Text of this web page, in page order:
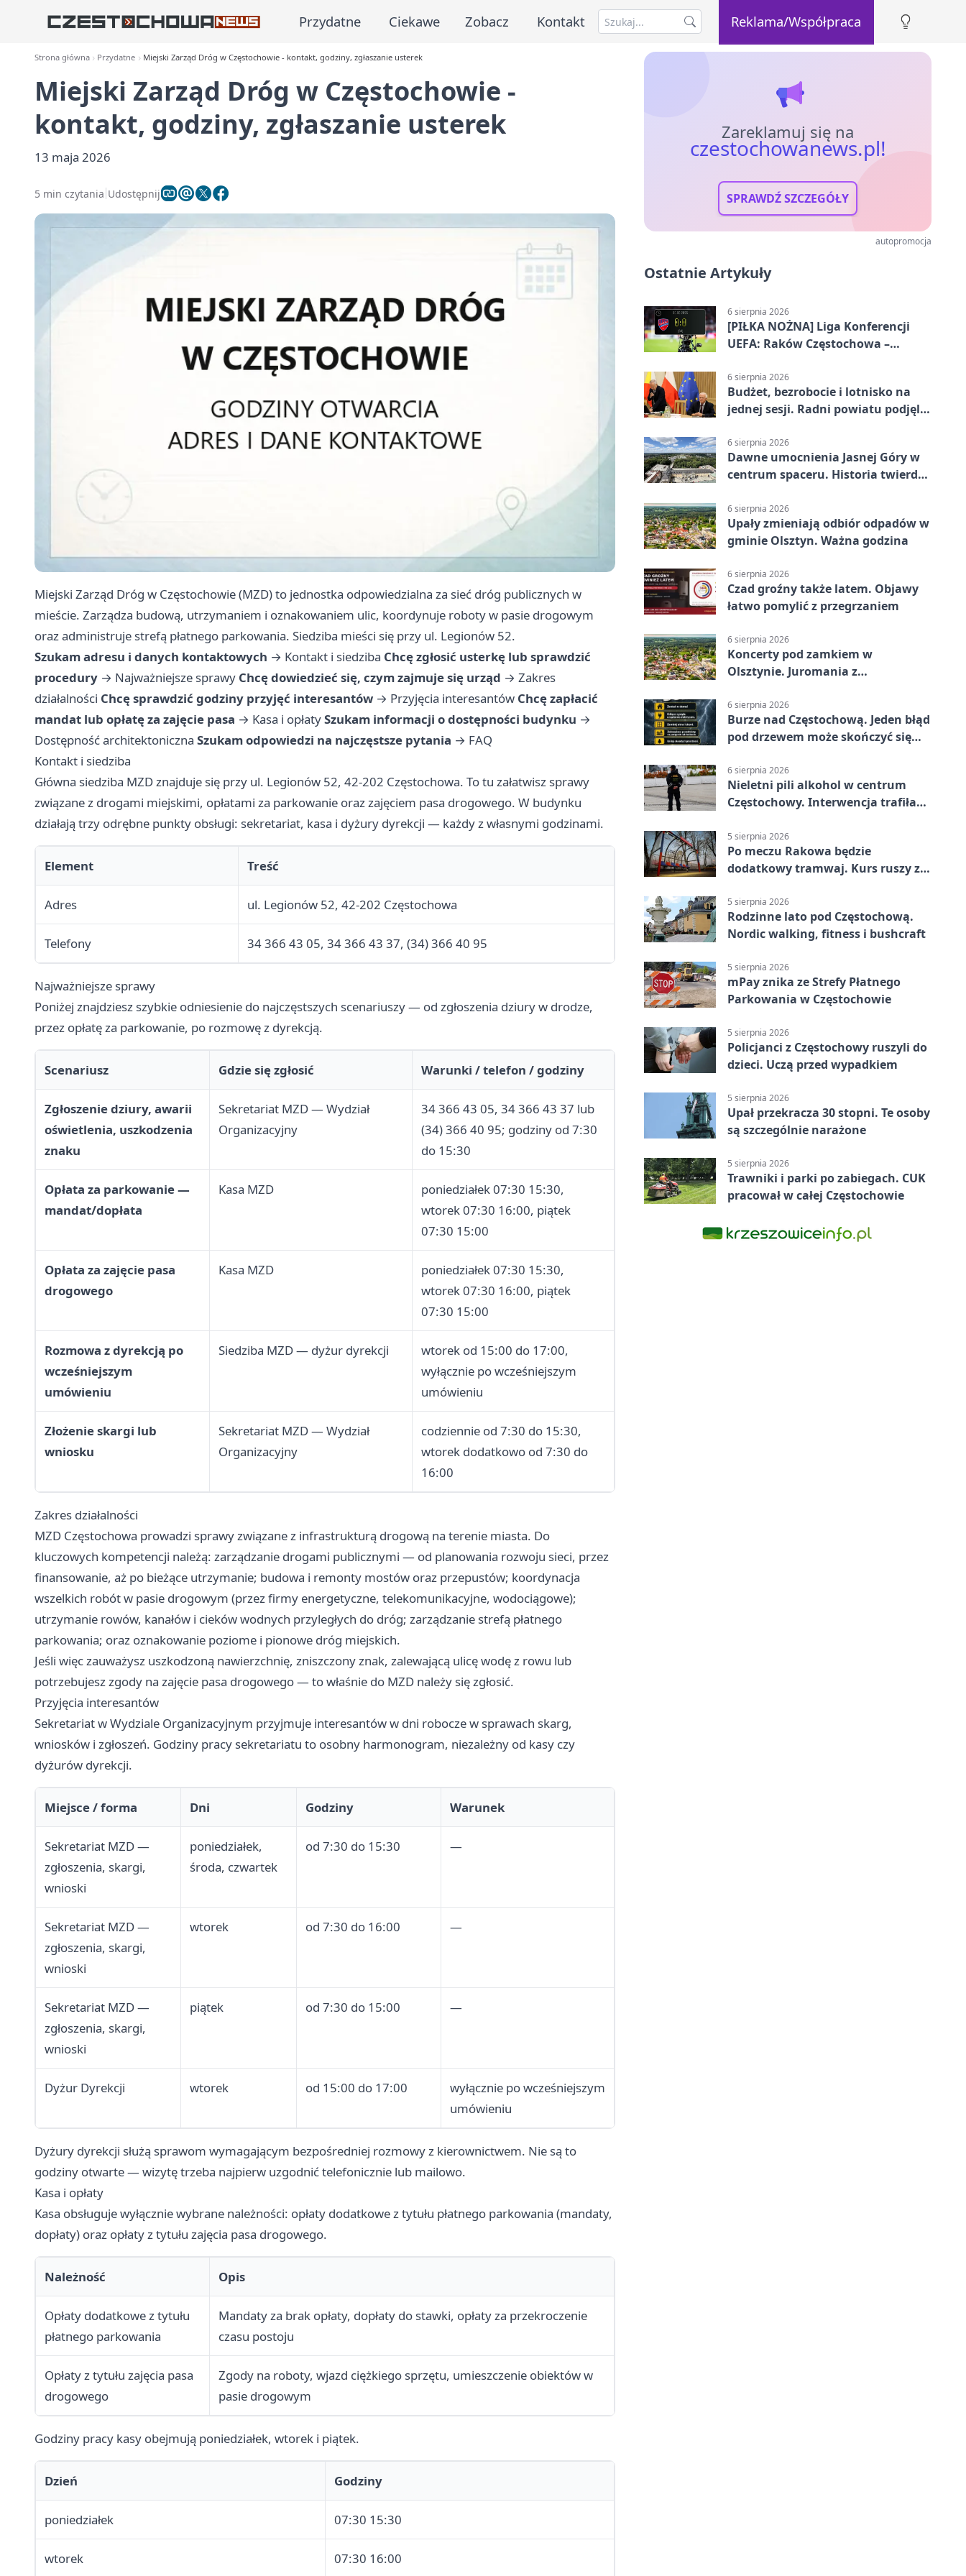
Przydatne Ciekawe Zobacz Kontakt Reklama/Współpraca
Strona główna Przydatne Miejski Zarząd Dróg w Częstochowie - kontakt, godziny, zgłaszanie usterek
Miejski Zarząd Dróg w Częstochowie -
kontakt, godziny, zgłaszanie usterek
13 maja 2026
5 min czytania Udostępnij
Miejski Zarząd Dróg w Częstochowie (MZD) to jednostka odpowiedzialna za sieć dróg publicznych w
mieście. Zarządza budową, utrzymaniem i oznakowaniem ulic, koordynuje roboty w pasie drogowym
oraz administruje strefą płatnego parkowania. Siedziba mieści się przy ul. Legionów 52.
Szukam adresu i danych kontaktowych → Kontakt i siedziba Chcę zgłosić usterkę lub sprawdzić
procedury → Najważniejsze sprawy Chcę dowiedzieć się, czym zajmuje się urząd → Zakres
działalności Chcę sprawdzić godziny przyjęć interesantów → Przyjęcia interesantów Chcę zapłacić
mandat lub opłatę za zajęcie pasa → Kasa i opłatySzukam informacji o dostępności budynku →
Dostępność architektoniczna Szukam odpowiedzi na najczęstsze pytania → FAQ
Kontakt i siedziba
Główna siedziba MZD znajduje się przy ul. Legionów 52, 42-202 Częstochowa. To tu załatwisz sprawy
związane z drogami miejskimi, opłatami za parkowanie oraz zajęciem pasa drogowego. W budynku
działają trzy odrębne punkty obsługi: sekretariat, kasa i dyżury dyrekcji — każdy z własnymi godzinami.
Element Treść
Adres ul. Legionów 52, 42-202 Częstochowa
Telefony 34 366 43 05, 34 366 43 37, (34) 366 40 95
Najważniejsze sprawy
Poniżej znajdziesz szybkie odniesienie do najczęstszych scenariuszy — od zgłoszenia dziury w drodze,
przez opłatę za parkowanie, po rozmowę z dyrekcją.
Scenariusz Gdzie się zgłosić Warunki / telefon / godziny
Zgłoszenie dziury, awarii
oświetlenia, uszkodzenia
znaku
Sekretariat MZD — Wydział
Organizacyjny
34 366 43 05, 34 366 43 37 lub
(34) 366 40 95; godziny od 7:30
do 15:30
Opłata za parkowanie —
mandat/dopłata
Kasa MZD
poniedziałek 07:30 15:30,
wtorek 07:30 16:00, piątek
07:30 15:00
Opłata za zajęcie pasa
drogowego
Kasa MZD
poniedziałek 07:30 15:30,
wtorek 07:30 16:00, piątek
07:30 15:00
Rozmowa z dyrekcją po
wcześniejszym
umówieniu
Siedziba MZD — dyżur dyrekcji
wtorek od 15:00 do 17:00,
wyłącznie po wcześniejszym
umówieniu
Złożenie skargi lub
wniosku
Sekretariat MZD — Wydział
Organizacyjny
codziennie od 7:30 do 15:30,
wtorek dodatkowo od 7:30 do
16:00
Zakres działalności
MZD Częstochowa prowadzi sprawy związane z infrastrukturą drogową na terenie miasta. Do
kluczowych kompetencji należą: zarządzanie drogami publicznymi — od planowania rozwoju sieci, przez
finansowanie, aż po bieżące utrzymanie; budowa i remonty mostów oraz przepustów; koordynacja
wszelkich robót w pasie drogowym (przez firmy energetyczne, telekomunikacyjne, wodociągowe);
utrzymanie rowów, kanałów i cieków wodnych przyległych do dróg; zarządzanie strefą płatnego
parkowania; oraz oznakowanie poziome i pionowe dróg miejskich.
Jeśli więc zauważysz uszkodzoną nawierzchnię, zniszczony znak, zalewającą ulicę wodę z rowu lub
potrzebujesz zgody na zajęcie pasa drogowego — to właśnie do MZD należy się zgłosić.
Przyjęcia interesantów
Sekretariat w Wydziale Organizacyjnym przyjmuje interesantów w dni robocze w sprawach skarg,
wniosków i zgłoszeń. Godziny pracy sekretariatu to osobny harmonogram, niezależny od kasy czy
dyżurów dyrekcji.
Miejsce / forma Dni Godziny Warunek
Sekretariat MZD —
zgłoszenia, skargi,
wnioski
poniedziałek,
środa, czwartek
od 7:30 do 15:30 —
Sekretariat MZD —
zgłoszenia, skargi,
wnioski
wtorek od 7:30 do 16:00 —
Sekretariat MZD —
zgłoszenia, skargi,
wnioski
piątek od 7:30 do 15:00 —
Dyżur Dyrekcji wtorek od 15:00 do 17:00
wyłącznie po wcześniejszym
umówieniu
Dyżury dyrekcji służą sprawom wymagającym bezpośredniej rozmowy z kierownictwem. Nie są to
godziny otwarte — wizytę trzeba najpierw uzgodnić telefonicznie lub mailowo.
Kasa i opłaty
Kasa obsługuje wyłącznie wybrane należności: opłaty dodatkowe z tytułu płatnego parkowania (mandaty,
dopłaty) oraz opłaty z tytułu zajęcia pasa drogowego.
Należność Opis
Opłaty dodatkowe z tytułu
płatnego parkowania
Mandaty za brak opłaty, dopłaty do stawki, opłaty za przekroczenie
czasu postoju
Opłaty z tytułu zajęcia pasa
drogowego
Zgody na roboty, wjazd ciężkiego sprzętu, umieszczenie obiektów w
pasie drogowym
Godziny pracy kasy obejmują poniedziałek, wtorek i piątek.
Dzień Godziny
poniedziałek 07:30 15:30
wtorek 07:30 16:00
Zareklamuj się na
czestochowanews.pl!
SPRAWDŹ SZCZEGÓŁY
autopromocja
Ostatnie Artykuły
6 sierpnia 2026
[PIŁKA NOŻNA] Liga Konferencji
UEFA: Raków Częstochowa –
meczu III rundy eliminacji
6 sierpnia 2026
Budżet, bezrobocie i lotnisko na
jednej sesji. Radni powiatu podjęli
6 sierpnia 2026
Dawne umocnienia Jasnej Góry w
centrum spaceru. Historia twierdzy
6 sierpnia 2026
Upały zmieniają odbiór odpadów w
gminie Olsztyn. Ważna godzina
6 sierpnia 2026
Czad groźny także latem. Objawy
łatwo pomylić z przegrzaniem
6 sierpnia 2026
Koncerty pod zamkiem w
Olsztynie. Juromania z
6 sierpnia 2026
Burze nad Częstochową. Jeden błąd
pod drzewem może skończyć się
6 sierpnia 2026
Nieletni pili alkohol w centrum
Częstochowy. Interwencja trafiła
5 sierpnia 2026
Po meczu Rakowa będzie
dodatkowy tramwaj. Kurs ruszy ze
5 sierpnia 2026
Rodzinne lato pod Częstochową.
Nordic walking, fitness i bushcraft
5 sierpnia 2026
mPay znika ze Strefy Płatnego
Parkowania w Częstochowie
5 sierpnia 2026
Policjanci z Częstochowy ruszyli do
dzieci. Uczą przed wypadkiem
5 sierpnia 2026
Upał przekracza 30 stopni. Te osoby
są szczególnie narażone
5 sierpnia 2026
Trawniki i parki po zabiegach. CUK
pracował w całej Częstochowie